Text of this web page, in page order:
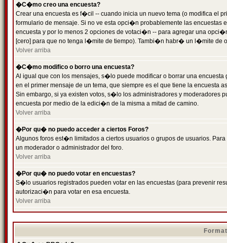
�C�mo creo una encuesta?
Crear una encuesta es f�cil -- cuando inicia un nuevo tema (o modifica el
formulario de mensaje. Si no ve esta opci�n probablemente las
encuesta y por lo menos 2 opciones de votaci�n -- para agregar una
[cero] para que no tenga l�mite de tiempo). Tambi�n habr� un l�mite de
Volver arriba
�C�mo modifico o borro una encuesta?
Al igual que con los mensajes, s�lo puede modificar o borrar una
en el primer mensaje de un tema, que siempre es el que tiene la encuesta
Sin embargo, si ya existen votos, s�lo los administradores y moderadores
encuesta por medio de la edici�n de la misma a mitad de camino.
Volver arriba
�Por qu� no puedo acceder a ciertos Foros?
Algunos foros est�n limitados a ciertos usuarios o grupos de usuarios.
un moderador o administrador del foro.
Volver arriba
�Por qu� no puedo votar en encuestas?
S�lo usuarios registrados pueden votar en las encuestas (para prevenir
autorizaci�n para votar en esa encuesta.
Volver arriba